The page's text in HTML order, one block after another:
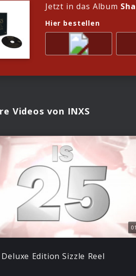
Jetzt in das Album
Hier bestellen
Videos von INXS
Deluxe Edition Sizzle Reel